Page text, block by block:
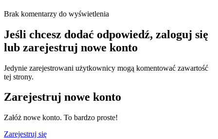
Brak komentarzy do wyświetlenia
Jeśli chcesz dodać odpowiedź, zaloguj się
lub zarejestruj nowe konto
Jedynie zarejestrowani użytkownicy mogą komentować zawartość
tej strony.
Zarejestruj nowe konto
Załóż nowe konto. To bardzo proste!
Zarejestruj się